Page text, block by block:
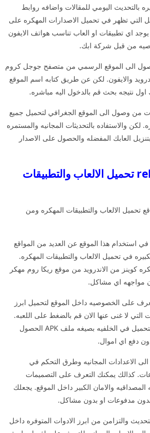
بالتحديث اليومي للمقالات واضافه روابط
التي تظهر في تحميل الاصدارات المهكره على
يوجد اي تطبيقات او العاب تناسب هواتف الايفون
من قبل شركة ابك.
الى الموقع الرسمي من متصفح جوجل كروم
والايفون. لكن عن طريق كتابه اسم الموقع
نتيجه بحث قم بالدخول اليه مباشره.
من وصول الى الموقع الجغرافي لتحميل جميع
لكن والاستفاده بالتحديثات المجانيه والمستمره
العابك المفضله والحصول على الاصدار
وظائف rekaroom تحميل الالعاب والتطبيقات
تحميل الالعاب والتطبيقات المهكره ومن
استخدام هذا الموقع عن العديد من المواقع
في تحميل الالعاب والتطبيقات المهكره.
كوينز من الاندرويد من موقع ريكا روم مهكر
مواجهه اي مشاكل.
على الخصوصيه داخل الموقع لتحميل ابرز
التي لا غنى عنها الان قم بالضغط على اللعبه.
كذلك والانتظار حتى يتم التحميل في الخلفيه بصيغه ملف APK الحصول
دفع اي اموال.
الاعدادات المجانيه وطرق التحكم في
كذالك يمكنك التعرف على التصميمات
المصداقيه والامان الكبير داخل الموقع. يجعلك
مدفوعات او بدون مشاكل.
والتزامن من ابرز الادوات المتوفره داخل